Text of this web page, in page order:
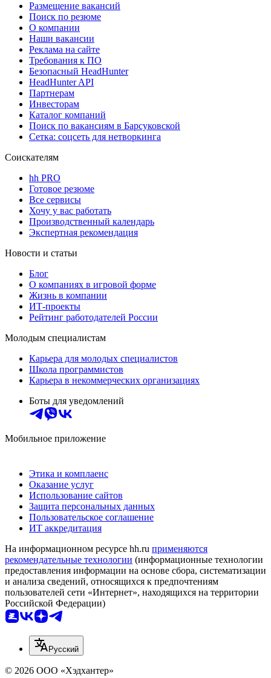
Размещение вакансий
Поиск по резюме
О компании
Наши вакансии
Реклама на сайте
Требования к ПО
Безопасный HeadHunter
HeadHunter API
Партнерам
Инвесторам
Каталог компаний
Поиск по вакансиям в Барсуковской
Сетка: соцсеть для нетворкинга
Соискателям
hh PRO
Готовое резюме
Все сервисы
Хочу у вас работать
Производственный календарь
Экспертная рекомендация
Новости и статьи
Блог
О компаниях в игровой форме
Жизнь в компании
ИТ-проекты
Рейтинг работодателей России
Молодым специалистам
Карьера для молодых специалистов
Школа программистов
Карьера в некоммерческих организациях
Боты для уведомлений
Мобильное приложение
Этика и комплаенс
Оказание услуг
Использование сайтов
Защита персональных данных
Пользовательское соглашение
ИТ аккредитация
На информационном ресурсе hh.ru применяются
рекомендательные технологии (информационные технологии
предоставления информации на основе сбора, систематизации
и анализа сведений, относящихся к предпочтениям
пользователей сети «Интернет», находящихся на территории
Российской Федерации)
Русский
© 2026 ООО «Хэдхантер»